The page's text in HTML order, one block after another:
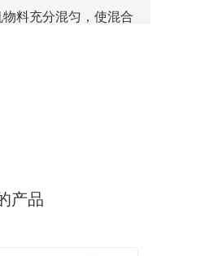
料充分混匀，使混合
水后，均匀撒在堆
调整用量。
过程翻堆3次左右，
（蘑菇渣、菌渣、果
产品